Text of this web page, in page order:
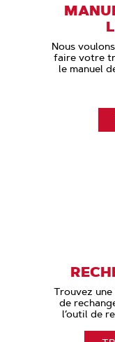
Nous
faire votre
le manuel
Trouvez
de
l’outil de